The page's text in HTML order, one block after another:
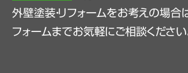
外壁塗装・リフォームをお考えの場合
フォームまでお気軽にご相談ください